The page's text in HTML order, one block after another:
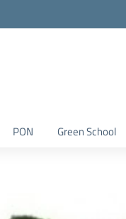
PON Green School